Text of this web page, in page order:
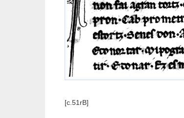
[c.51rB]